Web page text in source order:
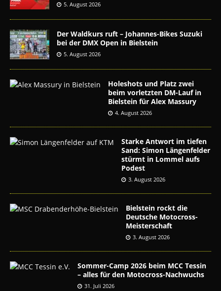
5. August 2026
Der Waldkurs ruft – Johannes-Bikes Suzuki
bei der DMX Open in Bielstein
5. August 2026
Holeshots und Platz zwei
beim vorletzten DM-Lauf in
Bielstein für Alex Massury
4. August 2026
Starke Antwort im tiefen
Sand: Simon Längenfelder
stürmt in Lommel aufs
Podest
3. August 2026
Bielstein rockt die
Deutsche Motocross-
Meisterschaft
3. August 2026
Sommer-Camp 2026 beim MCC Tessin
– alles für den Motocross-Nachwuchs
31. Juli 2026